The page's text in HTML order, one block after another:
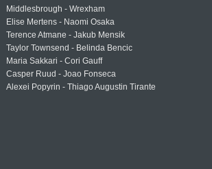
Middlesbrough - Wrexham
Elise Mertens - Naomi Osaka
Terence Atmane - Jakub Mensik
Taylor Townsend - Belinda Bencic
Maria Sakkari - Cori Gauff
Casper Ruud - Joao Fonseca
Alexei Popyrin - Thiago Augustin Tirante